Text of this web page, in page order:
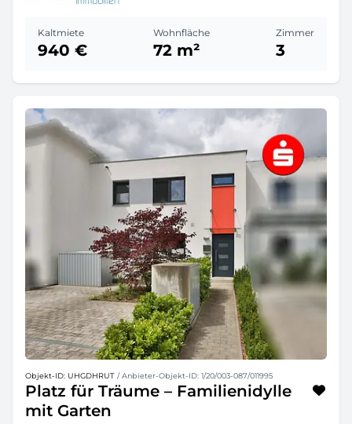
Kaltmiete
940 €
Wohnfläche
72 m²
Zimmer
3
Objekt-ID: UHGDHRUT / Anbieter-Objekt-ID: 1/20/003-087/011995
Platz für Träume – Familienidylle
mit Garten